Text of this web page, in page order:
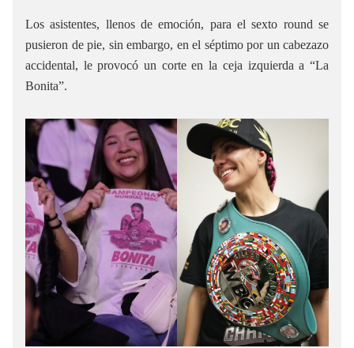
Los asistentes, llenos de emoción, para el sexto round se
pusieron de pie, sin embargo, en el séptimo por un cabezazo
accidental, le provocó un corte en la ceja izquierda a “La
Bonita”.